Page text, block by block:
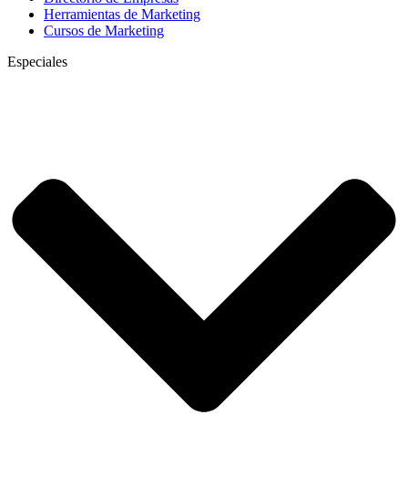
Herramientas de Marketing
Cursos de Marketing
Especiales